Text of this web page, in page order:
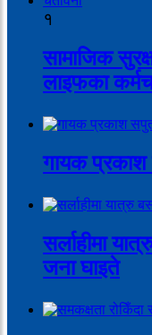
१
सामाजिक
लाइफका
गायक प्रकाश
सर्लाहीमा
जना घाइते